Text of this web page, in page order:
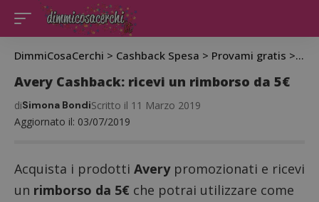
DimmiCosaCerchi > Cashback Spesa > Provami gratis >
Avery Cashback: ricevi un rimborso da 5€
Aggiornato il: 03/07/2019
diSimona BondiScritto il 11 Marzo 2019
Acquista i prodotti Averypromozionati e ricevi
un rimborso da 5€ che potrai utilizzare come